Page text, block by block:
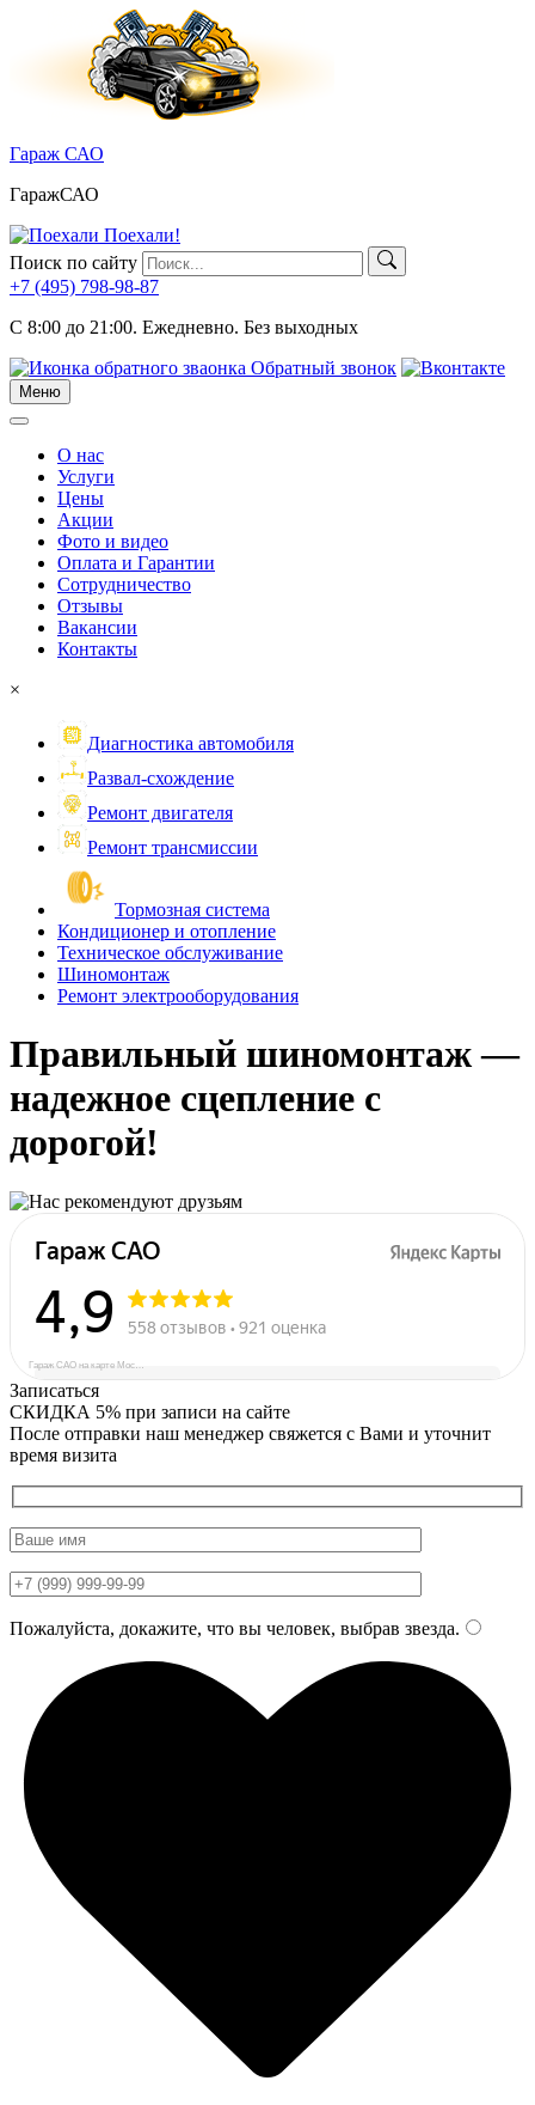
Гараж САО
ГаражСАО
Поехали!
Поиск по сайту
+7 (495) 798-98-87
C 8:00 до 21:00. Ежедневно. Без выходных
Обратный звонок
Меню
Меню
О нас
Услуги
Цены
Акции
Фото и видео
Оплата и Гарантии
Сотрудничество
Отзывы
Вакансии
Контакты
×
Диагностика автомобиля
Развал-схождение
Ремонт двигателя
Ремонт трансмиссии
Тормозная система
Кондиционер и отопление
Техническое обслуживание
Шиномонтаж
Ремонт электрооборудования
Правильный шиномонтаж —
надежное сцепление с
дорогой!
Гараж САО на карте Москвы — Яндекс Карты
Записаться
СКИДКА 5% при записи на сайте
После отправки наш менеджер свяжется с Вами и уточнит
время визита
Пожалуйста, докажите, что вы человек, выбрав звезда.